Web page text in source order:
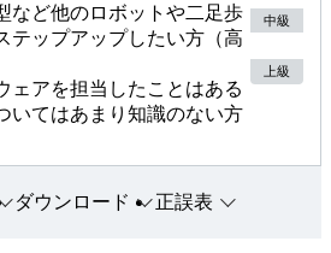
など他のロボットや二足歩
テップアップしたい方（高
ェアを担当したことはある
いてはあまり知識のない方
中級
上級
ダウンロード 正誤表